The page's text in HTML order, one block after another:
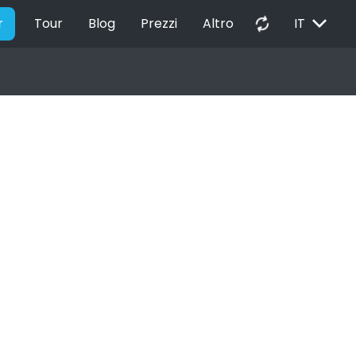
Tour Blog Prezzi Altro autorenew IT EXPAND_MORE